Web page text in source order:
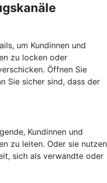
um Kundinnen und
zu locken oder
Öffnen Sie
Sie sicher sind, dass der
Kundinnen und
zu leiten. Oder sie nutzen
sich als verwandte oder